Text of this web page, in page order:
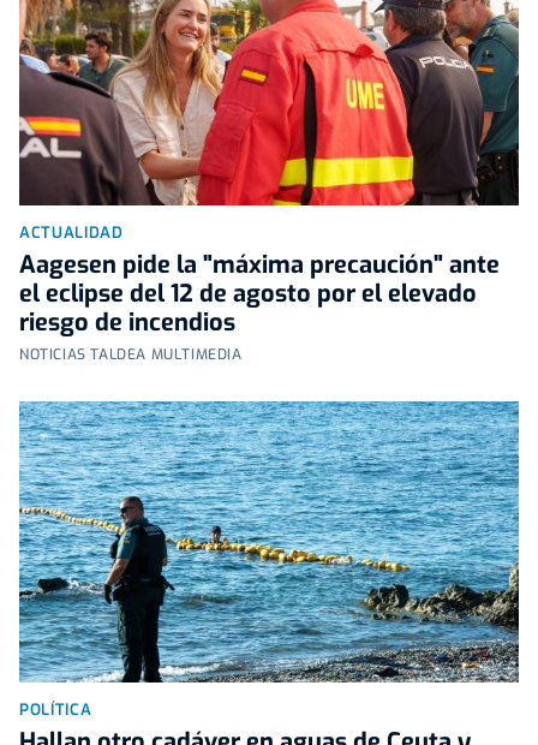
ACTUALIDAD
Aagesen pide la "máxima precaución" ante
el eclipse del 12 de agosto por el elevado
riesgo de incendios
NOTICIAS TALDEA MULTIMEDIA
POLÍTICA